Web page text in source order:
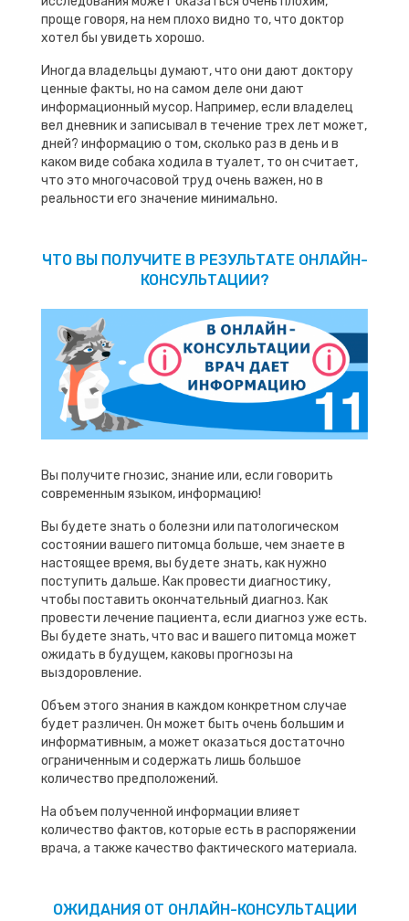
проще говоря, на нем плохо видно то, что доктор
хотел бы увидеть хорошо.
Иногда владельцы думают, что они дают доктору
ценные факты, но на самом деле они дают
информационный мусор. Например, если владелец
вел дневник и записывал в течение трех лет может,
дней? информацию о том, сколько раз в день и в
каком виде собака ходила в туалет, то он считает,
что это многочасовой труд очень важен, но в
реальности его значение минимально.
ЧТО ВЫ ПОЛУЧИТЕ В РЕЗУЛЬТАТЕ ОНЛАЙН-
КОНСУЛЬТАЦИИ?
Вы получите гнозис, знание или, если говорить
современным языком, информацию!
Вы будете знать о болезни или патологическом
состоянии вашего питомца больше, чем знаете в
настоящее время, вы будете знать, как нужно
поступить дальше. Как провести диагностику,
чтобы поставить окончательный диагноз. Как
провести лечение пациента, если диагноз уже есть.
Вы будете знать, что вас и вашего питомца может
ожидать в будущем, каковы прогнозы на
выздоровление.
Объем этого знания в каждом конкретном случае
будет различен. Он может быть очень большим и
информативным, а может оказаться достаточно
ограниченным и содержать лишь большое
количество предположений.
На объем полученной информации влияет
количество фактов, которые есть в распоряжении
врача, а также качество фактического материала.
ОЖИДАНИЯ ОТ ОНЛАЙН-КОНСУЛЬТАЦИИ